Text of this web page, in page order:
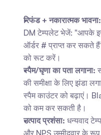
रिफंड + नकारात्मक भावना:
DM टेम्पलेट भेजें: "आपके
ऑर्डर # प्राप्त कर सकते
को रूट करें।
स्पैम/घृणा का पता लगाना:
की समीक्षा के लिए झंडा
स्पैम काउंटर को बढ़ाएं।
को कम कर सकती है।
उत्पाद प्रशंसा: धन्यवाद
और NPS उम्मीदवार के रूप